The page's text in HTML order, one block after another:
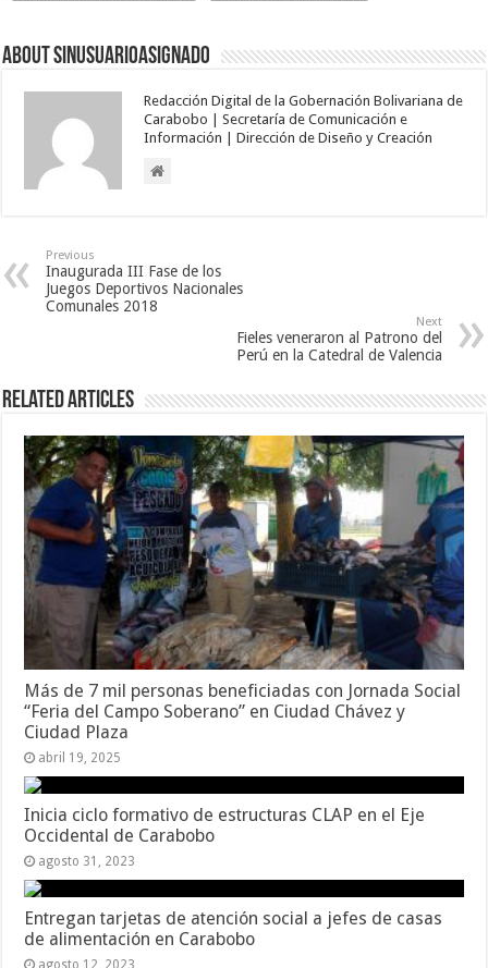
About sinusuarioasignado
Redacción Digital de la Gobernación Bolivariana de
Carabobo | Secretaría de Comunicación e
Información | Dirección de Diseño y Creación
Previous
Inaugurada III Fase de los
Juegos Deportivos Nacionales
Comunales 2018
Next
Fieles veneraron al Patrono del
Perú en la Catedral de Valencia
Related Articles
Más de 7 mil personas beneficiadas con Jornada Social
“Feria del Campo Soberano” en Ciudad Chávez y
Ciudad Plaza
abril 19, 2025
Inicia ciclo formativo de estructuras CLAP en el Eje
Occidental de Carabobo
agosto 31, 2023
Entregan tarjetas de atención social a jefes de casas
de alimentación en Carabobo
agosto 12, 2023